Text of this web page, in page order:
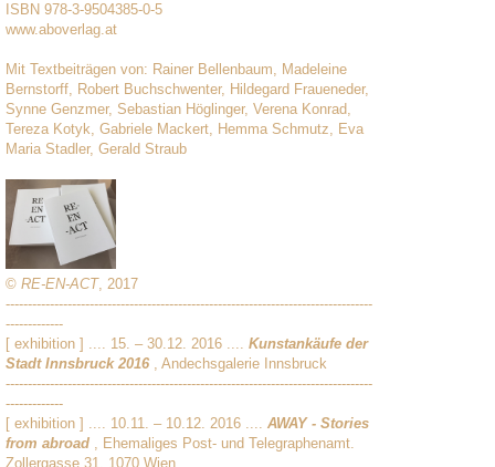
ISBN 978-3-9504385-0-5
www.aboverlag.at
Mit Textbeiträgen von: Rainer Bellenbaum, Madeleine
Bernstorff, Robert Buchschwenter, Hildegard Fraueneder,
Synne Genzmer, Sebastian Höglinger, Verena Konrad,
Tereza Kotyk, Gabriele Mackert, Hemma Schmutz, Eva
Maria Stadler, Gerald Straub
© RE-EN-ACT, 2017
-----------------------------------------------------------------------------------
-------------
[ exhibition ] .... 15. – 30.12. 2016 .... Kunstankäufe der
Stadt Innsbruck 2016 , Andechsgalerie Innsbruck
-----------------------------------------------------------------------------------
-------------
[ exhibition ] .... 10.11. – 10.12. 2016 .... AWAY - Stories
from abroad , Ehemaliges Post- und Telegraphenamt.
Zollergasse 31, 1070 Wien